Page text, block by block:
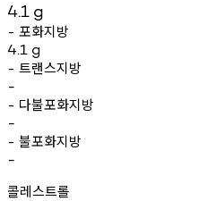
4.1 g
- 포화지방
4.1 g
- 트랜스지방
-
- 다불포화지방
-
- 불포화지방
-
콜레스트롤